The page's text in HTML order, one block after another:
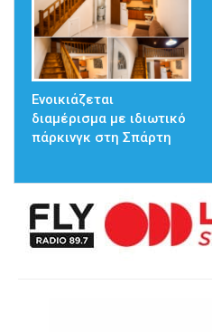
Ενοικιάζεται
διαμέρισμα με ιδιωτικό
πάρκινγκ στη Σπάρτη